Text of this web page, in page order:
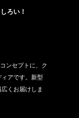
ろい！
ンセプトに、ク
アです。新型
くお届けしま